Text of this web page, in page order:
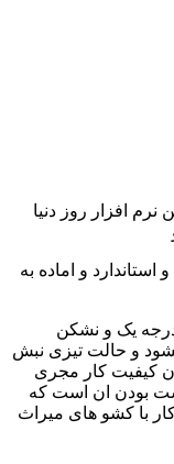
افزار روز دنیا
و اماده به
درجه یک و نشکن
و حالت تیزی نبش
کیفیت کار مجری
بودن ان است که
با کشو های میراث